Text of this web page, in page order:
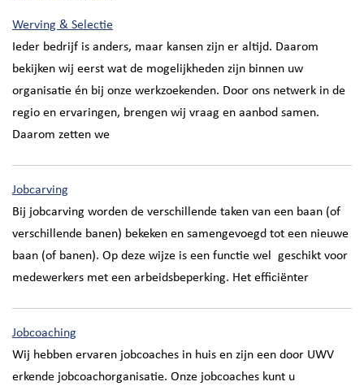
Werving & Selectie
Ieder bedrijf is anders, maar kansen zijn er altijd. Daarom
bekijken wij eerst wat de mogelijkheden zijn binnen uw
organisatie én bij onze werkzoekenden. Door ons netwerk in de
regio en ervaringen, brengen wij vraag en aanbod samen.
Daarom zetten we
Jobcarving
Bij jobcarving worden de verschillende taken van een baan (of
verschillende banen) bekeken en samengevoegd tot een nieuwe
baan (of banen). Op deze wijze is een functie wel geschikt voor
medewerkers met een arbeidsbeperking. Het efficiënter
Jobcoaching
Wij hebben ervaren jobcoaches in huis en zijn een door UWV
erkende jobcoachorganisatie. Onze jobcoaches kunt u